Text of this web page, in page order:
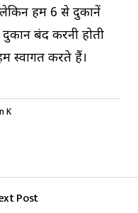
हम 6 से दुकानें
बंद करनी होती
स्वागत करते हैं।
K
Post